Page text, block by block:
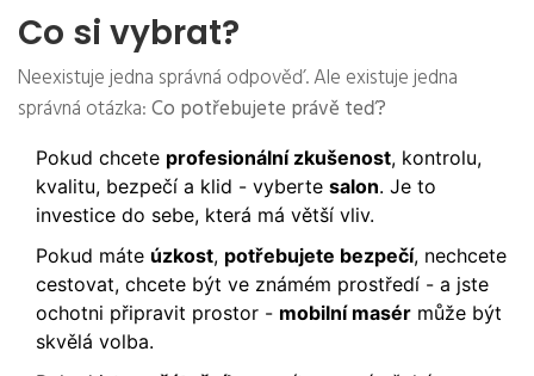
Co si vybrat?
Neexistuje jedna správná odpověď. Ale existuje jedna
správná otázka:Co potřebujete právě teď?
Pokud chcete profesionální zkušenost, kontrolu,
kvalitu, bezpečí a klid - vyberte salon. Je to
investice do sebe, která má větší vliv.
Pokud máte úzkost, potřebujete bezpečí, nechcete
cestovat, chcete být ve známém prostředí - a jste
ochotni připravit prostor - mobilní masér může být
skvělá volba.